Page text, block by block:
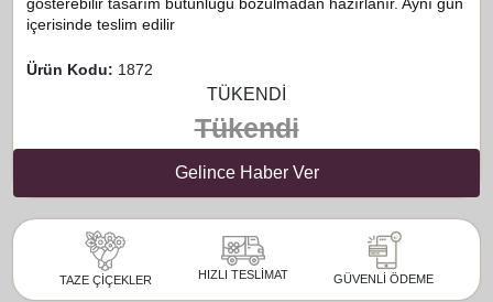
içerisinde teslim edilir
Ürün Kodu: 1872
TÜKENDİ
Tükendi
Gelince Haber Ver
TAZE ÇİÇEKLER HIZLI TESLİMAT GÜVENLİ ÖDEME